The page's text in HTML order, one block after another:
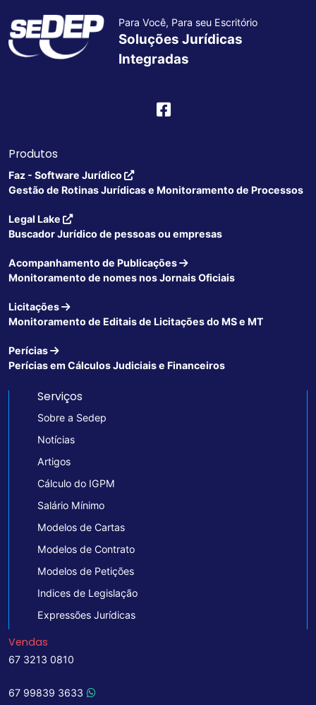
Para Você, Para seu Escritório
Soluções Jurídicas
Integradas
Produtos
Faz - Software Jurídico
Gestão de Rotinas Jurídicas e Monitoramento de Processos
Legal Lake
Buscador Jurídico de pessoas ou empresas
Acompanhamento de Publicações
Monitoramento de nomes nos Jornais Oficiais
Licitações
Monitoramento de Editais de Licitações do MS e MT
Perícias
Perícias em Cálculos Judiciais e Financeiros
Serviços
Sobre a Sedep
Notícias
Artigos
Cálculo do IGPM
Salário Mínimo
Modelos de Cartas
Modelos de Contrato
Modelos de Petições
Indices de Legislação
Expressões Jurídicas
Vendas
67 3213 0810
67 99839 3633